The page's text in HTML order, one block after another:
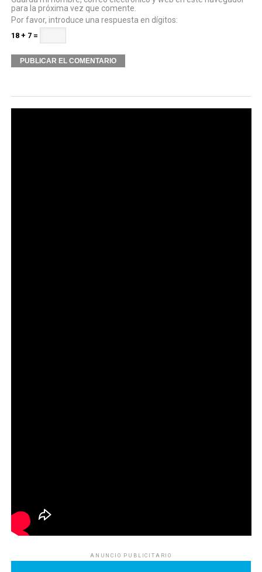
para la próxima vez que comente.
Por favor, introduce una respuesta en dígitos:
18 + 7 =
ANUNCIO PUBLICITARIO